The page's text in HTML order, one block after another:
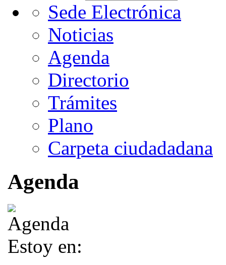
Sede Electrónica
Noticias
Agenda
Directorio
Trámites
Plano
Carpeta ciudadadana
Agenda
Estoy en: